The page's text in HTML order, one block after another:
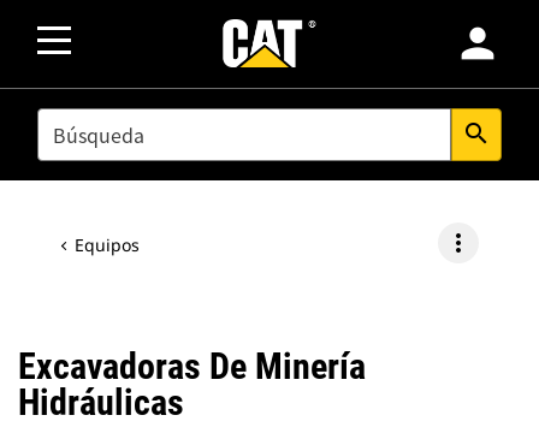
person
SEARCH search
Equipos more_vert
Excavadoras De Minería
Hidráulicas